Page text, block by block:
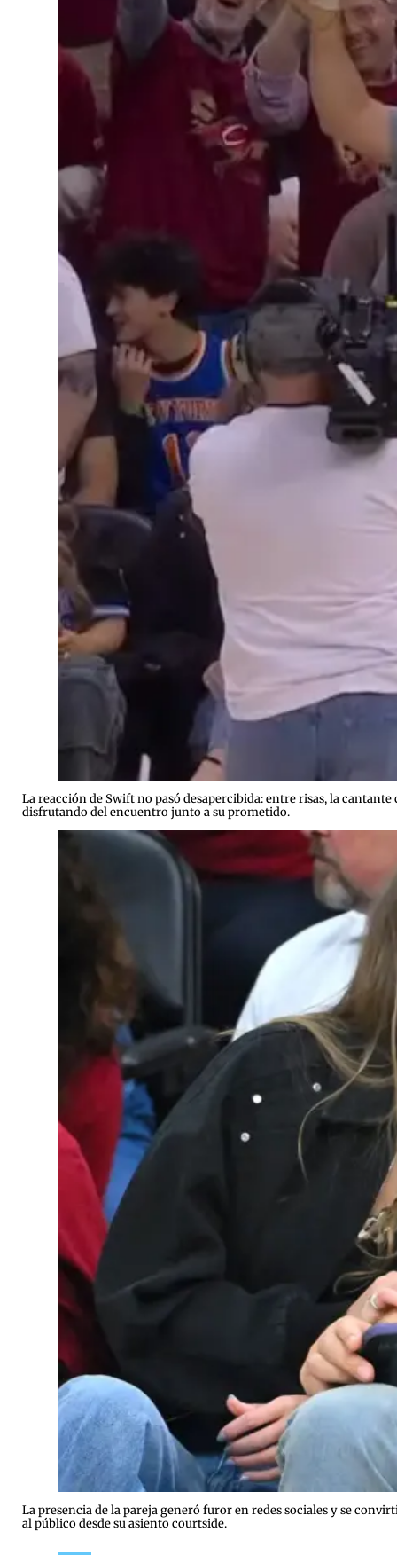
La reacción de Swift no pasó desapercibida: entre risas, la
disfrutando del encuentro junto a su prometido.
La presencia de la pareja generó furor en redes sociales y se
al público desde su asiento courtside.